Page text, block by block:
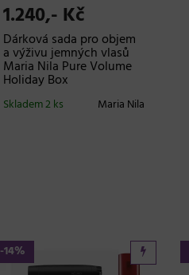
1.240,- Kč
Dárková sada pro objem
a výživu jemných vlasů
Maria Nila Pure Volume
Holiday Box
Maria Nila
Skladem 2 ks
-14%